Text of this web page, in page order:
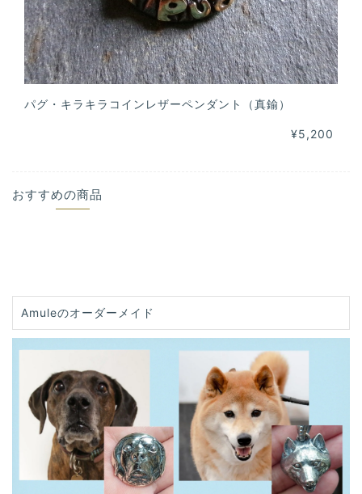
パグ・キラキラコインレザーペンダント（真鍮）
¥5,200
おすすめの商品
Amuleのオーダーメイド